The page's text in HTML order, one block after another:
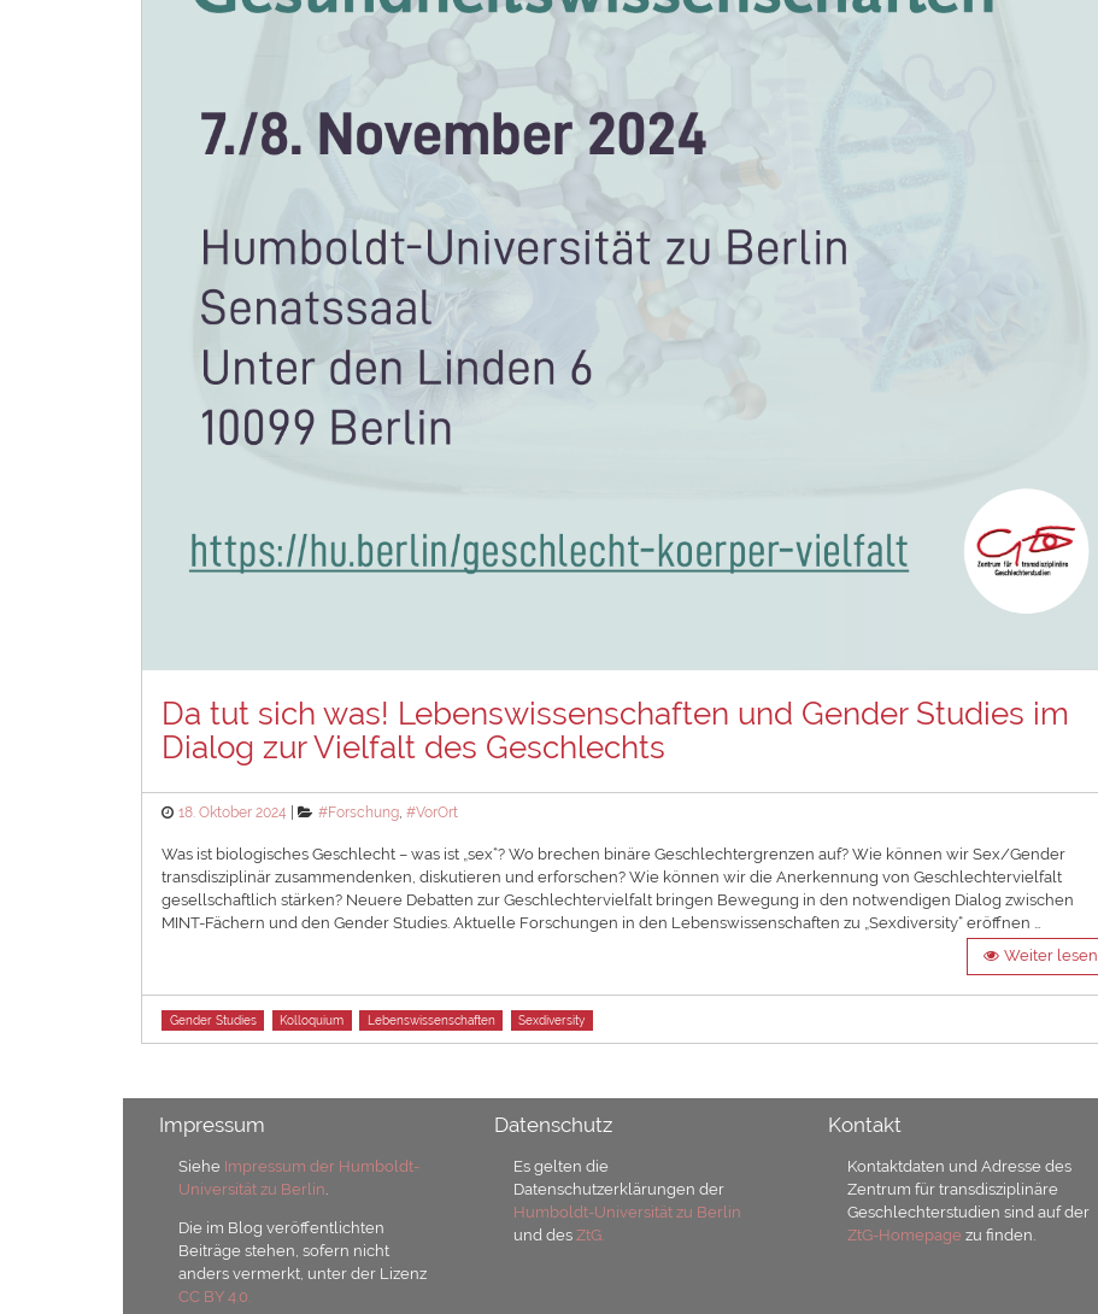
Da tut sich was! Lebenswissenschaften und Gender Studies im
Dialog zur Vielfalt des Geschlechts
Posted
18. Oktober 2024 Categories
#Forschung,#VorOrt
Was ist biologisches Geschlecht – was ist „sex“? Wo brechen binäre Geschlechtergrenzen auf? Wie können wir Sex/Gender
transdisziplinär zusammendenken, diskutieren und erforschen? Wie können wir die Anerkennung von Geschlechtervielfalt
gesellschaftlich stärken? Neuere Debatten zur Geschlechtervielfalt bringen Bewegung in den notwendigen Dialog zwischen
MINT-Fächern und den Gender Studies. Aktuelle Forschungen in den Lebenswissenschaften zu „Sexdiversity“ eröffnen …
Weiter lesen
Tags
Gender Studies Kolloquium Lebenswissenschaften Sexdiversity
Impressum
Siehe Impressum der Humboldt-
Universität zu Berlin.
Die im Blog veröffentlichten
Beiträge stehen, sofern nicht
anders vermerkt, unter der Lizenz
CC BY 4.0.
Datenschutz
Es gelten die
Datenschutzerklärungen der
Humboldt-Universität zu Berlin
und des ZtG.
Kontakt
Kontaktdaten und Adresse des
Zentrum für transdisziplinäre
Geschlechterstudien sind auf der
ZtG-Homepagezu finden.